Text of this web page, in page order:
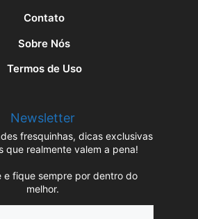
Contato
Sobre Nós
Termos de Uso
Newsletter
fresquinhas, dicas exclusivas
que realmente valem a pena!
e fique sempre por dentro do
melhor.